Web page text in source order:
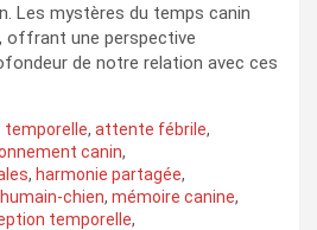
Les mystères du temps canin
offrant une perspective
de notre relation avec ces
, attente fébrile,
canin,
, harmonie partagée,
humain-chien, mémoire canine,
temporelle,